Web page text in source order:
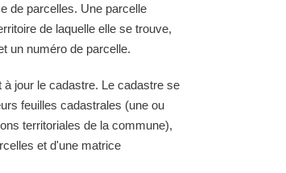
de parcelles. Une parcelle
de laquelle elle se trouve,
un numéro de parcelle.
jour le cadastre. Le cadastre se
feuilles cadastrales (une ou
territoriales de la commune),
et d'une matrice